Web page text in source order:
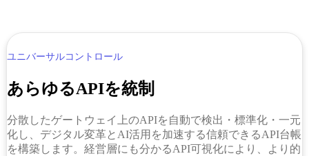
ユニバーサルコントロール
あらゆるAPIを統制
分散したゲートウェイ上のAPIを自動で検出・標準化・一元
化し、デジタル変革とAI活用を加速する信頼できるAPI台帳
を構築します。経営層にも分かるAPI可視化により、より的